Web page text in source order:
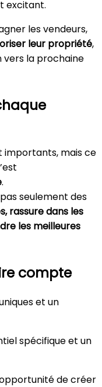
excitant.
les vendeurs,
leur propriété,
la prochaine
importants, mais ce
.
seulement des
rassure dans les
les meilleures
compte
et un
spécifique et un
de créer